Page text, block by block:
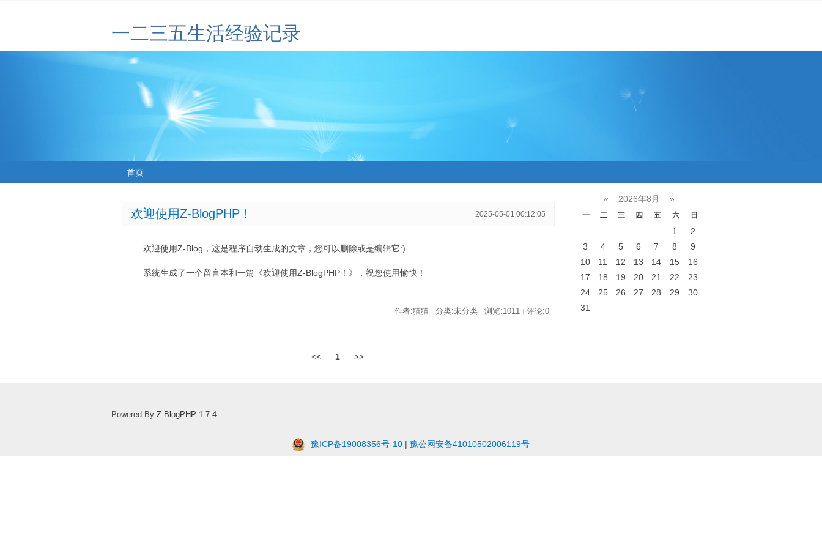
一二三五生活经验记录
首页
欢迎使用Z-BlogPHP！ 2025-05-01 00:12:05
欢迎使用Z-Blog，这是程序自动生成的文章，您可以删除或是编辑它:)
系统生成了一个留言本和一篇《欢迎使用Z-BlogPHP！》，祝您使用愉快！
作者:猫猫 | 分类:未分类 | 浏览:1011 | 评论:0
<< 1 >>
« 2026年8月 »
一 二 三 四 五 六 日
1
2
3
4 5 6 7 8
9
10
11 12 13 14 15
16
17
18 19 20 21 22
23
24
25 26 27 28 29
30
31
Powered By Z-BlogPHP 1.7.4
豫ICP备19008356号-10 | 豫公网安备41010502006119号